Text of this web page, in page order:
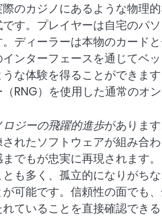
のカジノにあるような物理
す。プレイヤーは自宅のパ
ディーラーは本物のカード
ンターフェースを通じてベ
な体験を得ることができま
RNG）を使用した通常のオ
ロジーの飛躍的進歩がありま
れたソフトウェアが組み合
でもが忠実に再現されます
も多く、孤立的になりがち
可能です。信頼性の面でも
ていることを直接確認できる